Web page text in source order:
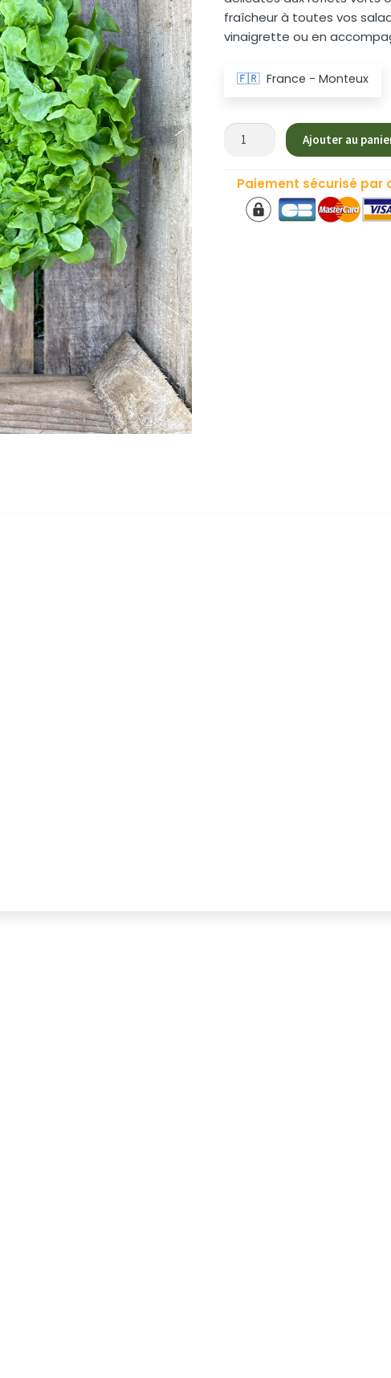
fraîcheur à toutes vos
vinaigrette ou en
🇫🇷 France - Monteux
quantité
Feuilles
Chêne
Ajouter au
Paiement sécurisé par